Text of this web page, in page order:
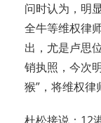
问时认为，明
全牛等维权律
出，尤是卢思
销执照，今次
猴”，将维权律